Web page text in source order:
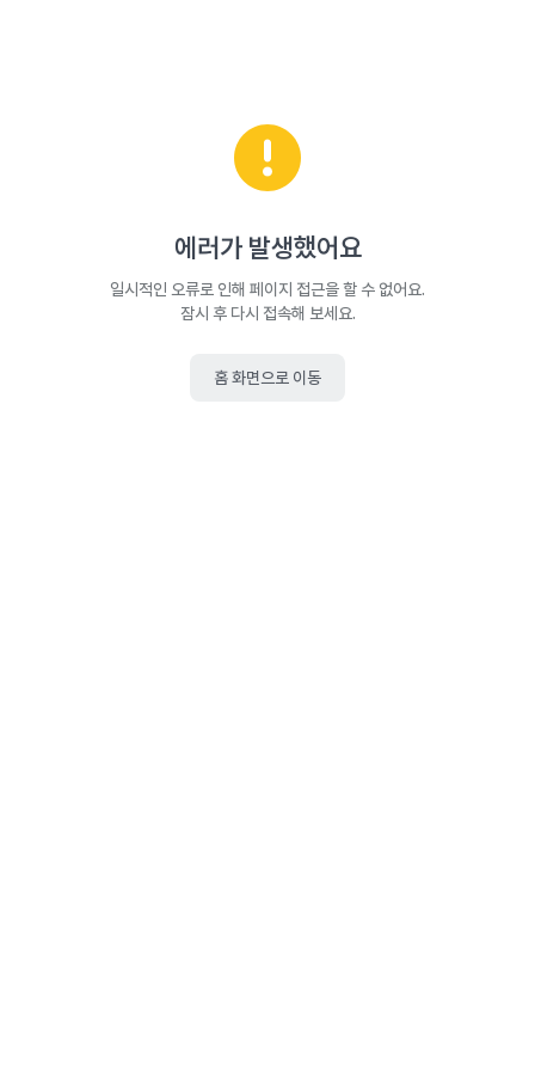
에러가 발생했어요
일시적인 오류로 인해 페이지 접근을 할 수 없어요.
잠시 후 다시 접속해 보세요.
홈 화면으로 이동